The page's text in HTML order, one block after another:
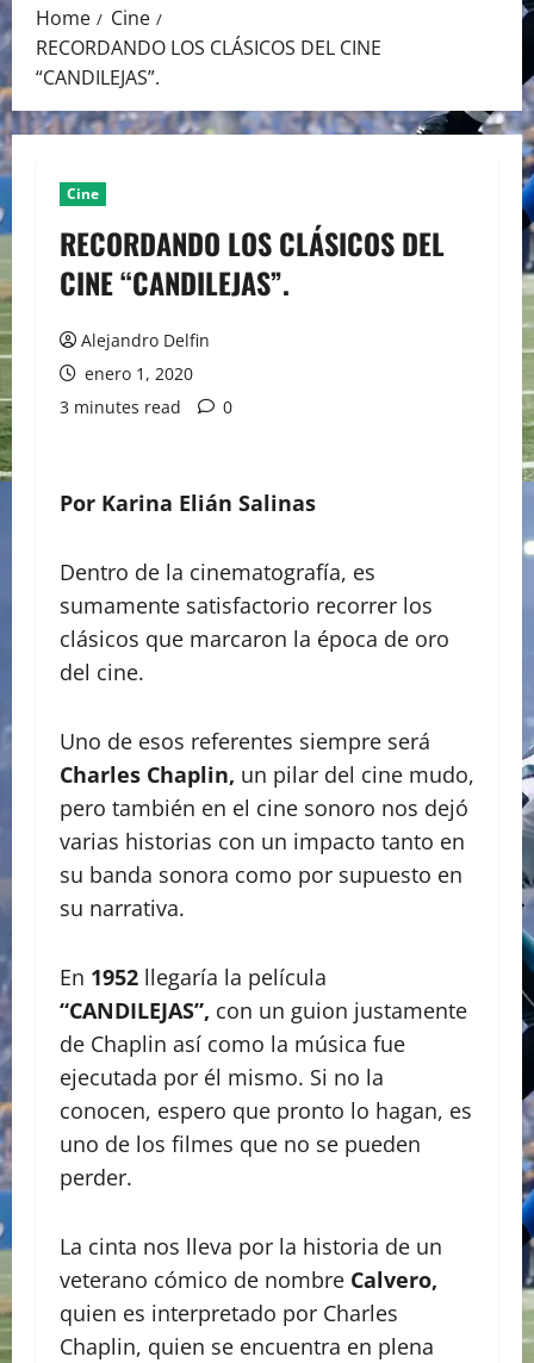
Home
Cine
RECORDANDO LOS CLÁSICOS DEL CINE
“CANDILEJAS”.
Cine
RECORDANDO LOS CLÁSICOS DEL
CINE “CANDILEJAS”.
Alejandro Delfin
enero 1, 2020
3 minutes read
0
Por Karina Elián Salinas
Dentro de la cinematografía, es
sumamente satisfactorio recorrer los
clásicos que marcaron la época de oro
del cine.
Uno de esos referentes siempre será
Charles Chaplin, un pilar del cine mudo,
pero también en el cine sonoro nos dejó
varias historias con un impacto tanto en
su banda sonora como por supuesto en
su narrativa.
En 1952 llegaría la película
“CANDILEJAS”, con un guion justamente
de Chaplin así como la música fue
ejecutada por él mismo. Si no la
conocen, espero que pronto lo hagan, es
uno de los filmes que no se pueden
perder.
La cinta nos lleva por la historia de un
veterano cómico de nombre Calvero,
quien es interpretado por Charles
Chaplin, quien se encuentra en plena